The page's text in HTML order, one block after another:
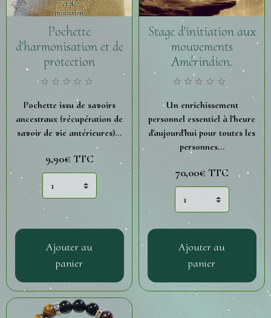
Pochette
d'harmonisation et de
protection
Pochette issu de savoirs
ancestraux (récupération de
savoir de vie antérieures)...
9,90€ TTC
Ajouter au
panier
Stage d'initiation aux
mouvements
Amérindien.
Un enrichissement
personnel essentiel à l'heure
d'aujourd'hui pour toutes les
personnes...
70,00€ TTC
Ajouter au
panier